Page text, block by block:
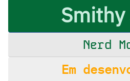
Smithy
Nerd
Em